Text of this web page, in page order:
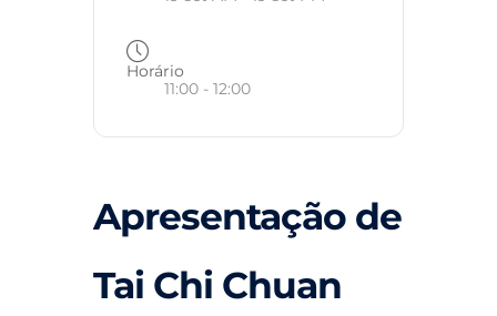
Horário
11:00 - 12:00
Apresentação de
Tai Chi Chuan